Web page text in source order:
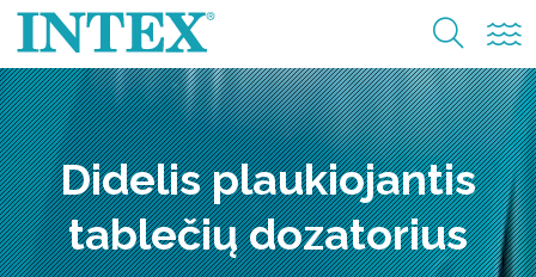
Didelis plaukiojantis
tablečių dozatorius